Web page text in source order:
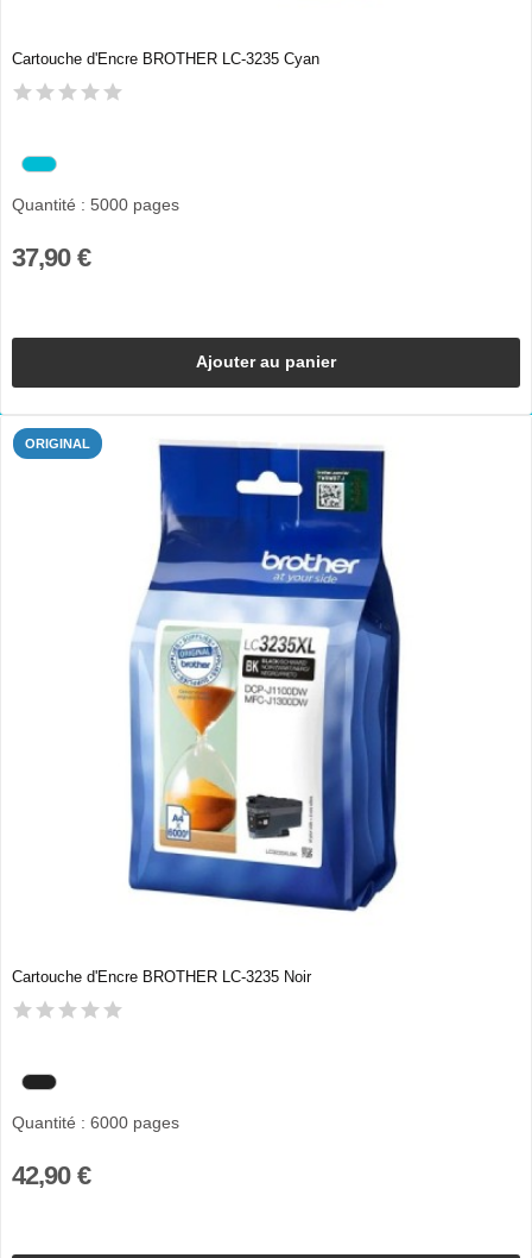
Cartouche d'Encre BROTHER LC-3235 Cyan
Quantité : 5000 pages
37,90 €
Ajouter au panier
ORIGINAL
Cartouche d'Encre BROTHER LC-3235 Noir
Quantité : 6000 pages
42,90 €